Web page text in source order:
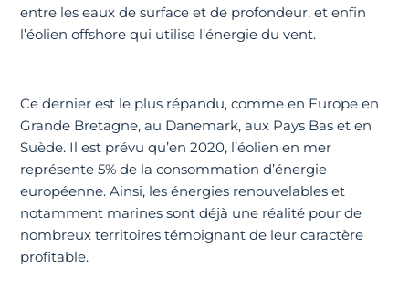
entre les eaux de surface et de profondeur, et enfin
l’éolien offshore qui utilise l’énergie du vent.
Ce dernier est le plus répandu, comme en Europe en
Grande Bretagne, au Danemark, aux Pays Bas et en
Suède. Il est prévu qu’en 2020, l’éolien en mer
représente 5% de la consommation d’énergie
européenne. Ainsi, les énergies renouvelables et
notamment marines sont déjà une réalité pour de
nombreux territoires témoignant de leur caractère
profitable.